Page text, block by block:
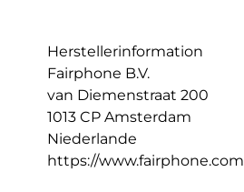
Herstellerinformation
Fairphone B.V.
van Diemenstraat 200
1013 CP Amsterdam
Niederlande
https://www.fairphone.com